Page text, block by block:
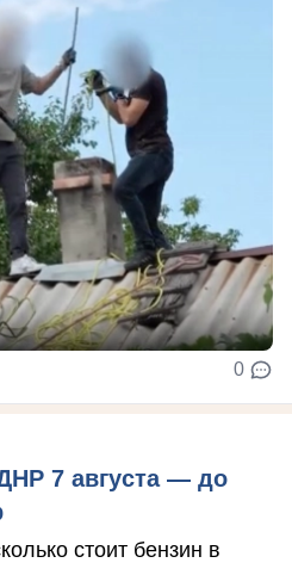
0
7 августа — до
стоит бензин в